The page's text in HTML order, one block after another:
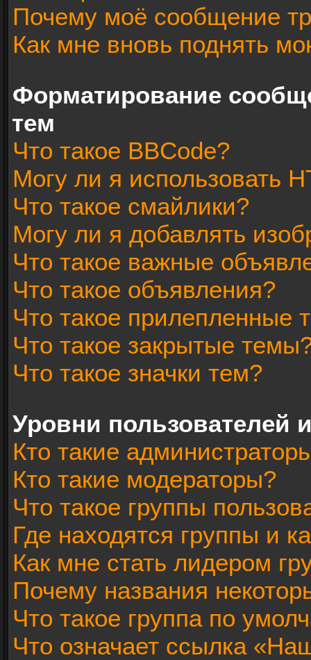
Почему моё сообщение
Как мне вновь поднять
Форматирование
тем
Что такое BBCode?
Могу ли я использовать
Что такое смайлики?
Могу ли я добавлять
Что такое важные
Что такое объявления?
Что такое прилепленные
Что такое закрытые
Что такое значки тем?
Уровни пользователей
Кто такие
Кто такие модераторы?
Что такое группы
Где находятся группы и
Как мне стать лидером
Почему названия
Что такое группа по
Что означает ссылка